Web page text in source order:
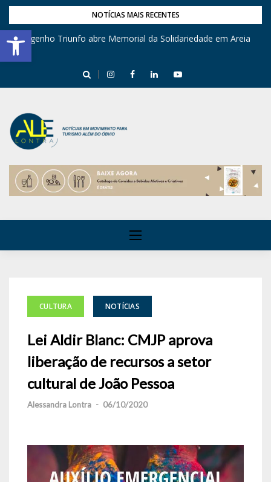
Barra de Ferramentas Aberta
NOTÍCIAS MAIS RECENTES
Engenho Triunfo abre Memorial da Solidariedade em Areia
CULTURA NOTÍCIAS
Lei Aldir Blanc: CMJP aprova
liberação de recursos a setor
cultural de João Pessoa
Alessandra Lontra - 06/10/2020